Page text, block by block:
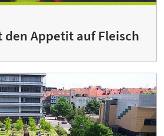
den Appetit auf Fleisch